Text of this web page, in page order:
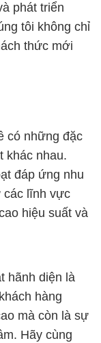
phát triển
tôi không chỉ
thức mới
có những đặc
khác nhau.
đáp ứng nhu
các lĩnh vực
hiệu suất và
hãnh diện là
hàng
mà còn là sự
Hãy cùng